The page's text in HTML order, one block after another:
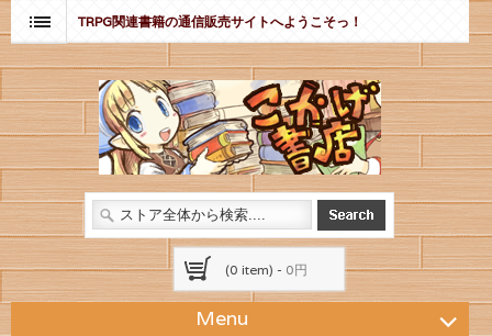
TRPG関連書籍の通信販売サイトへようこそっ！
(0 item) - 0円
Menu